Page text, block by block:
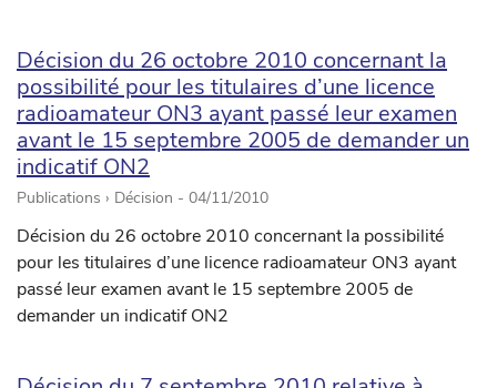
Décision du 26 octobre 2010 concernant la
possibilité pour les titulaires d’une licence
radioamateur ON3 ayant passé leur examen
avant le 15 septembre 2005 de demander un
indicatif ON2
Publications › Décision - 04/11/2010
Décision du 26 octobre 2010 concernant la possibilité
pour les titulaires d’une licence radioamateur ON3 ayant
passé leur examen avant le 15 septembre 2005 de
demander un indicatif ON2